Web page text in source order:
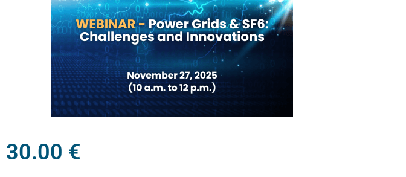
30.00 €